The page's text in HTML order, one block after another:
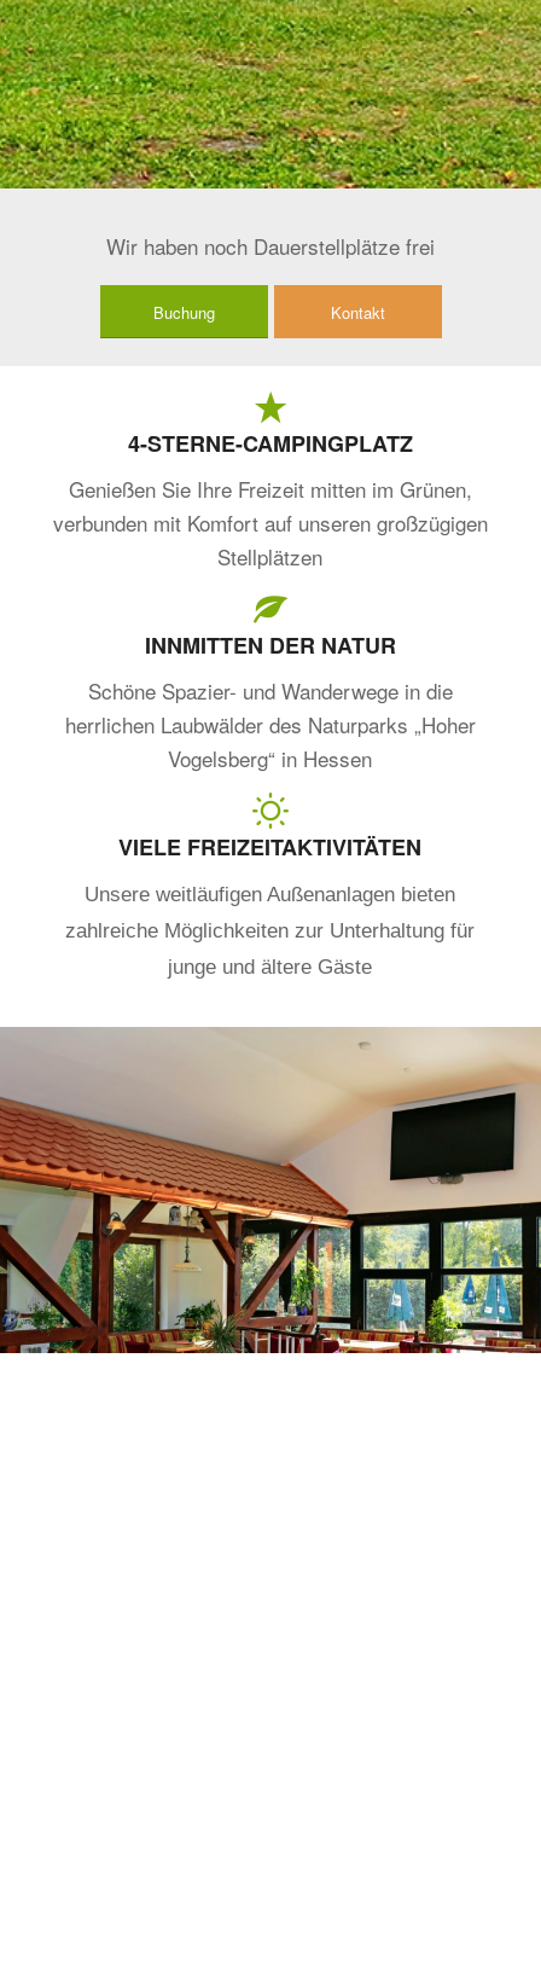
Wir haben noch Dauerstellplätze frei
Buchung Kontakt
4-STERNE-CAMPINGPLATZ
Genießen Sie Ihre Freizeit mitten im Grünen,
verbunden mit Komfort auf unseren großzügigen
Stellplätzen
INNMITTEN DER NATUR
Schöne Spazier- und Wanderwege in die
herrlichen Laubwälder des Naturparks „Hoher
Vogelsberg“ in Hessen
VIELE FREIZEITAKTIVITÄTEN
Unsere weitläufigen Außenanlagen bieten
zahlreiche Möglichkeiten zur Unterhaltung für
junge und ältere Gäste